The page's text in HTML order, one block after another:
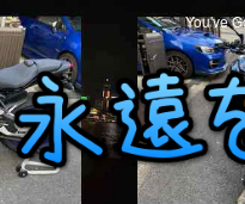
You've